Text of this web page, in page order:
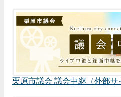
栗原市議会 議会中継（外部サ